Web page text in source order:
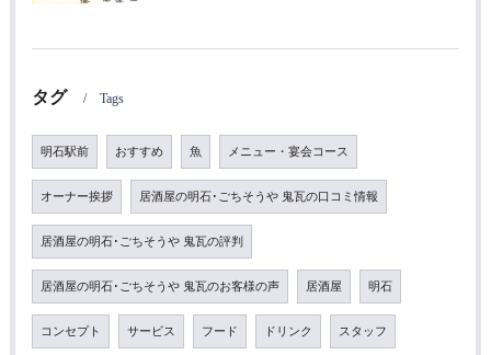
タグ Tags
明石駅前 おすすめ 魚 メニュー・宴会コース
オーナー挨拶 居酒屋の明石･ごちそうや 鬼瓦の口コミ情報
居酒屋の明石･ごちそうや 鬼瓦の評判
居酒屋の明石･ごちそうや 鬼瓦のお客様の声 居酒屋 明石
コンセプト サービス フード ドリンク スタッフ